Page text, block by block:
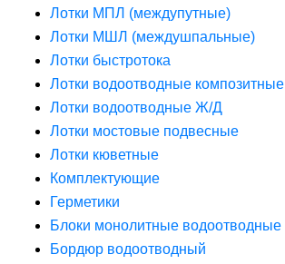
Лотки МПЛ (междупутные)
Лотки МШЛ (междушпальные)
Лотки быстротока
Лотки водоотводные композитные
Лотки водоотводные Ж/Д
Лотки мостовые подвесные
Лотки кюветные
Комплектующие
Герметики
Блоки монолитные водоотводные
Бордюр водоотводный